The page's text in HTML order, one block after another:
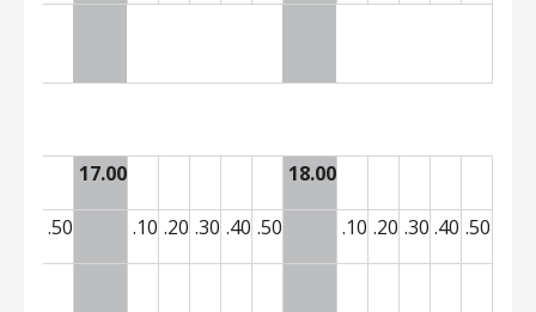
17.00 18.00
.50 .10 .20 .30 .40 .50 .10 .20 .30 .40 .50